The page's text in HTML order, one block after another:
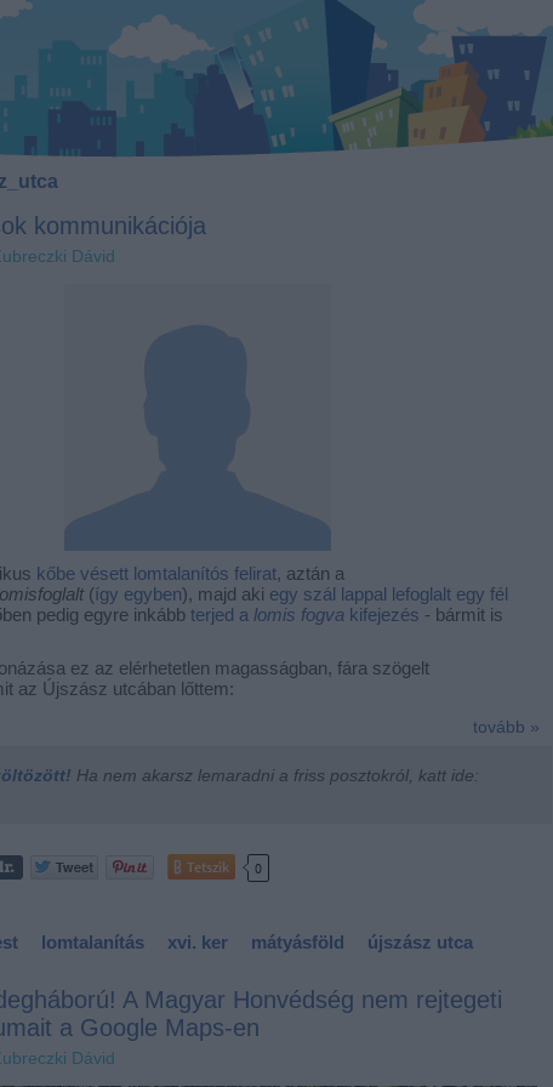
kommunikációja
Dávid
kőbe vésett lomtalanítós felirat, aztán a
(így egyben), majd aki egy szál lappal lefoglalt egy fél
pedig egyre inkább terjed a lomis fogva kifejezés - bármit is
ez az elérhetetlen magasságban, fára szögelt
az Újszász utcában lőttem:
tovább »
Ha nem akarsz lemaradni a friss posztokról, katt ide:
Tetszik 0
lomtalanítás xvi. ker mátyásföld újszász utca
A Magyar Honvédség nem rejtegeti
a Google Maps-en
Dávid